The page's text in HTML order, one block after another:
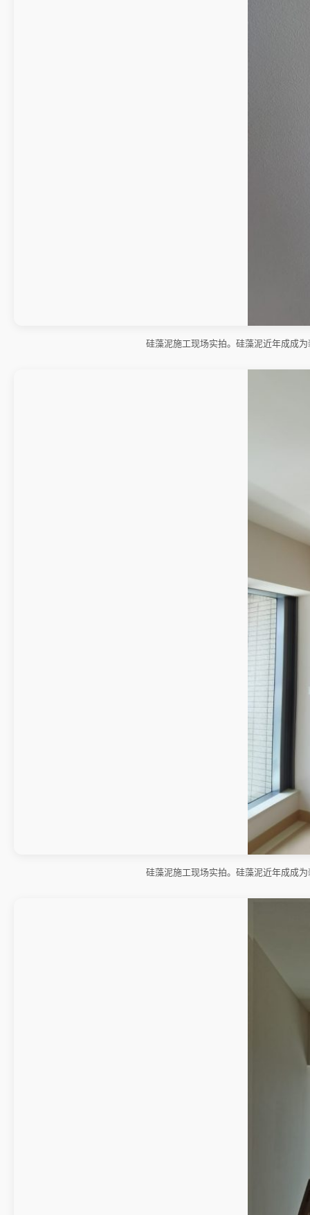
硅藻泥施工现场实拍。硅藻泥近年成成
硅藻泥施工现场实拍。硅藻泥近年成成